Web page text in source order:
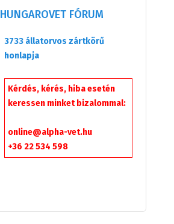
HUNGAROVET FÓRUM
3733 állatorvos zártkörű
honlapja